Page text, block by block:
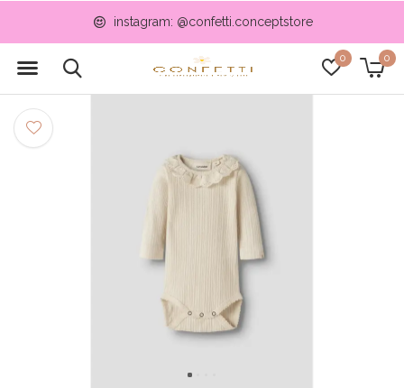
0 0
instagram: @confetti.conceptstore